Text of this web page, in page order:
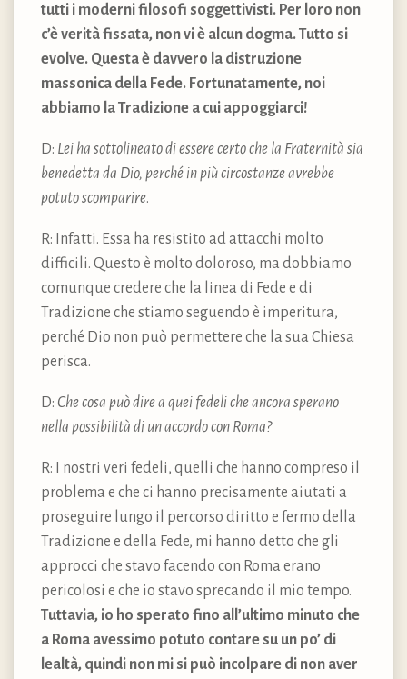
tutti i moderni filosofi soggettivisti. Per loro non
c’è verità fissata, non vi è alcun dogma. Tutto si
evolve. Questa è davvero la distruzione
massonica della Fede. Fortunatamente, noi
abbiamo la Tradizione a cui appoggiarci!
D: Lei ha sottolineato di essere certo che la Fraternità sia
benedetta da Dio, perché in più circostanze avrebbe
potuto scomparire.
R: Infatti. Essa ha resistito ad attacchi molto
difficili. Questo è molto doloroso, ma dobbiamo
comunque credere che la linea di Fede e di
Tradizione che stiamo seguendo è imperitura,
perché Dio non può permettere che la sua Chiesa
perisca.
D: Che cosa può dire a quei fedeli che ancora sperano
nella possibilità di un accordo con Roma?
R: I nostri veri fedeli, quelli che hanno compreso il
problema e che ci hanno precisamente aiutati a
proseguire lungo il percorso diritto e fermo della
Tradizione e della Fede, mi hanno detto che gli
approcci che stavo facendo con Roma erano
pericolosi e che io stavo sprecando il mio tempo.
Tuttavia, io ho sperato fino all’ultimo minuto che
a Roma avessimo potuto contare su un po’ di
lealtà, quindi non mi si può incolpare di non aver